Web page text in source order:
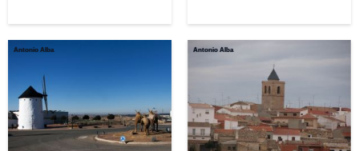
Antonio Alba Antonio Alba